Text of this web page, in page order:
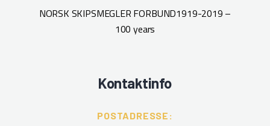
NORSK SKIPSMEGLER FORBUND1919-2019 –
100 years
Kontaktinfo
POSTADRESSE: